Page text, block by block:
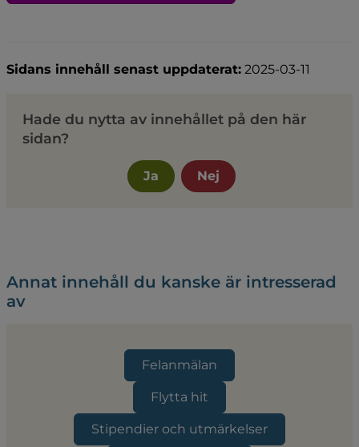
Sidans innehåll senast uppdaterat: 2025-03-11
Hade du nytta av innehållet på den här
sidan?
Ja Nej
Annat innehåll du kanske är intresserad
av
Felanmälan
Flytta hit
Stipendier och utmärkelser